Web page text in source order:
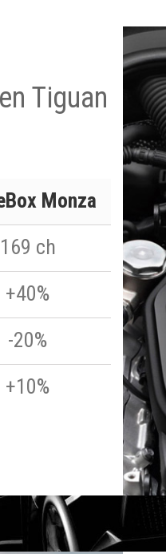
Tiguan
Monza
169 ch
+40%
-20%
+10%